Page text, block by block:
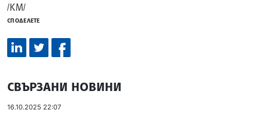
/КМ/
СПОДЕЛЕТЕ
СВЪРЗАНИ НОВИНИ
16.10.2025 22:07